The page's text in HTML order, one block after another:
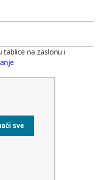
tablice na zaslonu i